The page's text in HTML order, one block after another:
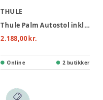
THULE
Thule Palm Autostol inkl. footrest - Black
2.188,00 kr.
Online 2 butikker